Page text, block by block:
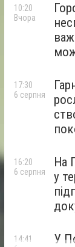
10:20
Вчора
17:30
6 серпня
На
у
16:20
6 серпня
У
14:41